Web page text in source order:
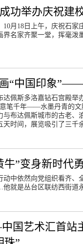
功举办庆祝建
10月18日上午，庆祝石
界名家齐聚一堂，挥毫泼
“中国印象
达佩斯多洛嘉钻石宫殿举
笔千年——水墨丹青的文
与布达佩斯城市的古老、
时间，展览吸引了三千
牛”变身新时代
动中依然向党组织看齐、
就是丛台区联纺西街道
国艺术汇首站